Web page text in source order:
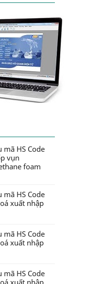
mã HS Code
vụn
foam
mã HS Code
xuất nhập
mã HS Code
xuất nhập
mã HS Code
xuất nhập